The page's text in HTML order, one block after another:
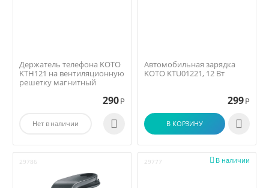
Держатель телефона KOTO
KTH121 на вентиляционную
решетку магнитный
290 Р
Нет в наличии 
Автомобильная зарядка
KOTO KTU01221, 12 Вт
299 Р
В КОРЗИНУ 
29786 29777 В наличии
